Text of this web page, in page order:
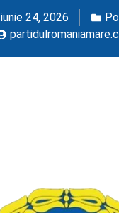
iunie 24, 2026